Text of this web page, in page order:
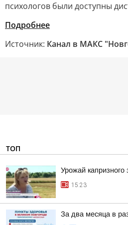
психологов были доступны
Подробнее
Источник: Канал в МАКС
ТОП
Урожай
15:23
За два месяца в